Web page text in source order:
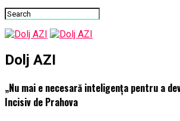
Dolj AZI
„Nu mai e necesară inteligența pentru a
Incisiv de Prahova